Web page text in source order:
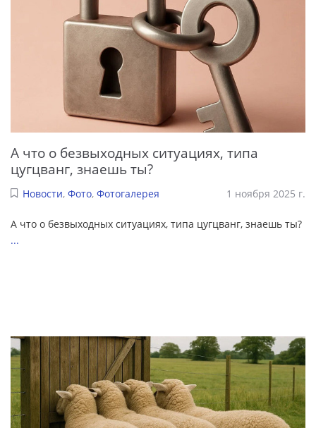
А что о безвыходных ситуациях, типа
цугцванг, знаешь ты?
Новости, Фото, Фотогалерея 1 ноября 2025 г.
А что о безвыходных ситуациях, типа цугцванг, знаешь ты?
...